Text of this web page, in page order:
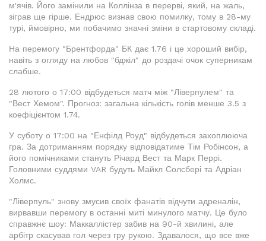
м'ячів. Його замінили на Коллінза в перерві, який, на жаль,
зіграв ще гірше. Ендрюс визнав свою помилку, тому в 28-му
турі, ймовірно, ми побачимо значні зміни в стартовому складі.
На перемогу "Брентфорда" БК дає 1.76 і це хороший вибір,
навіть з огляду на любов "бджіл" до роздачі очок суперникам
слабше.
28 лютого о 17:00 відбудеться матч між "Ліверпулем" та
"Вест Хемом". Прогноз: загальна кількість голів менше 3.5 з
коефіцієнтом 1.74.
У суботу о 17:00 на "Енфілд Роуд" відбудеться захоплююча
гра. За дотриманням порядку відповідатиме Тім Робінсон, а
його помічниками стануть Річард Вест та Марк Перрі.
Головними суддями VAR будуть Майкл Солсбері та Адріан
Холмс.
"Ліверпуль" знову змусив своїх фанатів відчути адреналін,
вирвавши перемогу в останні миті минулого матчу. Це було
справжнє шоу: Маккаллістер забив на 90-й хвилині, але
арбітр скасував гол через гру рукою. Здавалося, що все вже